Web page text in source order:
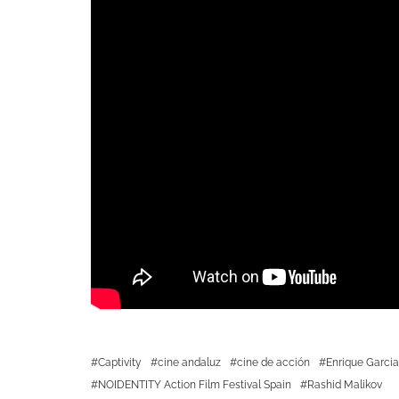
Captivity cine andaluz cine de acción Enrique Garcia
NOIDENTITY Action Film Festival Spain
Rashid Malikov